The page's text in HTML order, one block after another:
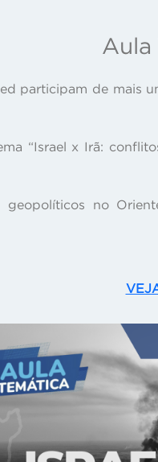
Aula
participam de mais
“Israel x Irã:
no